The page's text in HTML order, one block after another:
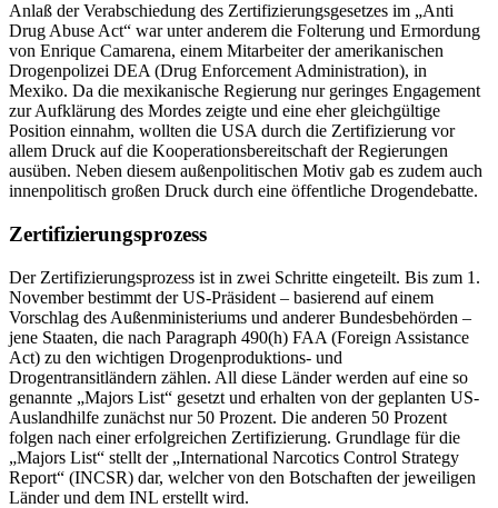
Anlaß der Verabschiedung des Zertifizierungsgesetzes im „Anti
Drug Abuse Act“ war unter anderem die Folterung und Ermordung
von Enrique Camarena, einem Mitarbeiter der amerikanischen
Drogenpolizei DEA (Drug Enforcement Administration), in
Mexiko. Da die mexikanische Regierung nur geringes Engagement
zur Aufklärung des Mordes zeigte und eine eher gleichgültige
Position einnahm, wollten die USA durch die Zertifizierung vor
allem Druck auf die Kooperationsbereitschaft der Regierungen
ausüben. Neben diesem außenpolitischen Motiv gab es zudem auch
innenpolitisch großen Druck durch eine öffentliche Drogendebatte.
Zertifizierungsprozess
Der Zertifizierungsprozess ist in zwei Schritte eingeteilt. Bis zum 1.
November bestimmt der US-Präsident – basierend auf einem
Vorschlag des Außenministeriums und anderer Bundesbehörden –
jene Staaten, die nach Paragraph 490(h) FAA (Foreign Assistance
Act) zu den wichtigen Drogenproduktions- und
Drogentransitländern zählen. All diese Länder werden auf eine so
genannte „Majors List“ gesetzt und erhalten von der geplanten US-
Auslandhilfe zunächst nur 50 Prozent. Die anderen 50 Prozent
folgen nach einer erfolgreichen Zertifizierung. Grundlage für die
„Majors List“ stellt der „International Narcotics Control Strategy
Report“ (INCSR) dar, welcher von den Botschaften der jeweiligen
Länder und dem INL erstellt wird.